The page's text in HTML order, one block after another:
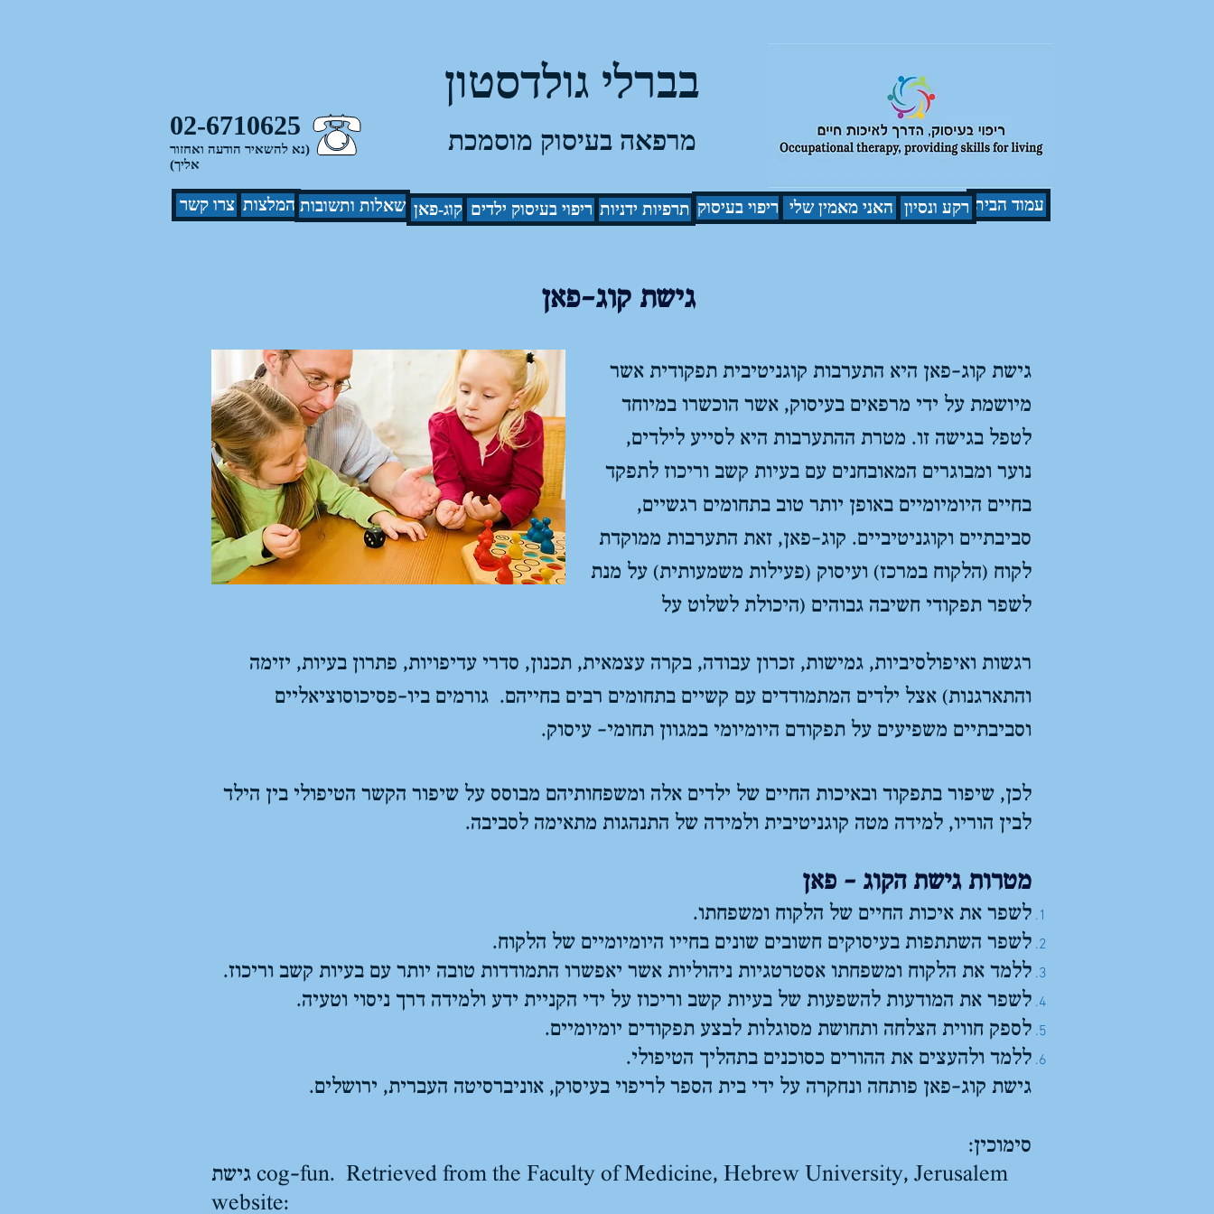
02-6710625
(נא להשאיר הודעה ואחזור
אליך)
בברלי גולדסטון
מרפאה בעיסוק מוסמכת
צרו קשר המלצות שאלות ותשובות קוג-פאן ריפוי בעיסוק ילדים ריפוי בעיסוק האני מאמין שלי עמוד הבית רקע ונסיון תרפיות ידניות
גישת קוג-פאן
גישת קוג-פאן היא התערבות קוגניטיבית תפקודית אשר
מיושמת על ידי מרפאים בעיסוק, אשר הוכשרו במיוחד
לטפל בגישה זו. מטרת ההתערבות היא לסייע לילדים,
נוער ומבוגרים המאובחנים עם בעיות קשב וריכוז לתפקד
בחיים היומיומיים באופן יותר טוב בתחומים רגשיים,
סביבתיים וקוגניטיביים. קוג-פאן, זאת התערבות ממוקדת
לקוח (הלקוח במרכז) ועיסוק (פעילות משמעותית) על מנת
לשפר תפקודי חשיבה גבוהים (היכולת לשלוט על
רגשות ואיפולסיביות, גמישות, זכרון עבודה, בקרה עצמאית, תכנון, סדרי עדיפויות, פתרון בעיות, יזימה
והתארגנות) אצל ילדים המתמודדים עם קשיים בתחומים רבים בחייהם. גורמים ביו-פסיכוסוציאליים
וסביבתיים משפיעים על תפקודם היומיומי במגוון תחומי- עיסוק.
לכן, שיפור בתפקוד ובאיכות החיים של ילדים אלה ומשפחותיהם מבוסס על שיפור הקשר הטיפולי בין הילד
לבין הוריו, למידה מטה קוגניטיבית ולמידה של התנהגות מתאימה לסביבה.
מטרות גישת הקוג - פאן
לשפר את איכות החיים של הלקוח ומשפחתו.
לשפר השתתפות בעיסוקים חשובים שונים בחייו היומיומיים של הלקוח.
ללמד את הלקוח ומשפחתו אסטרטגיות ניהוליות אשר יאפשרו התמודדות טובה יותר עם בעיות קשב וריכוז.
לשפר את המודעות להשפעות של בעיות קשב וריכוז על ידי הקניית ידע ולמידה דרך ניסוי וטעיה.
לספק חווית הצלחה ותחושת מסוגלות לבצע תפקודים יומיומיים.
ללמד ולהעצים את ההורים כסוכנים בתהליך הטיפולי.
גישת קוג-פאן פותחה ונחקרה על ידי בית הספר לריפוי בעיסוק, אוניברסיטה העברית, ירושלים.
סימוכין:
גישת cog-fun. Retrieved from the Faculty of Medicine, Hebrew University, Jerusalem
website: